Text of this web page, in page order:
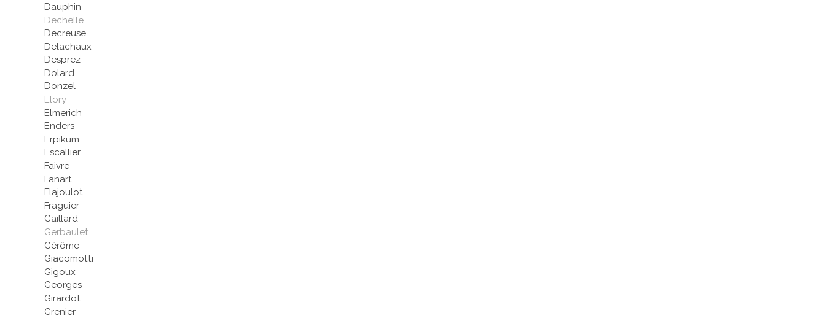
Dauphin
Dechelle
Decreuse
Delachaux
Desprez
Dolard
Donzel
Elory
Elmerich
Enders
Erpikum
Escallier
Faivre
Fanart
Flajoulot
Fraguier
Gaillard
Gerbaulet
Gérôme
Giacomotti
Gigoux
Georges
Girardot
Grenier